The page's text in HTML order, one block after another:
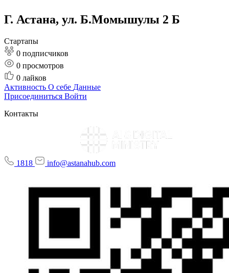
Г. Астана, ул. Б.Момышулы 2 Б
Стартапы
0 подписчиков
0 просмотров
0 лайков
Активность О себе Данные
Присоединиться Войти
Контакты
1818 info@astanahub.com